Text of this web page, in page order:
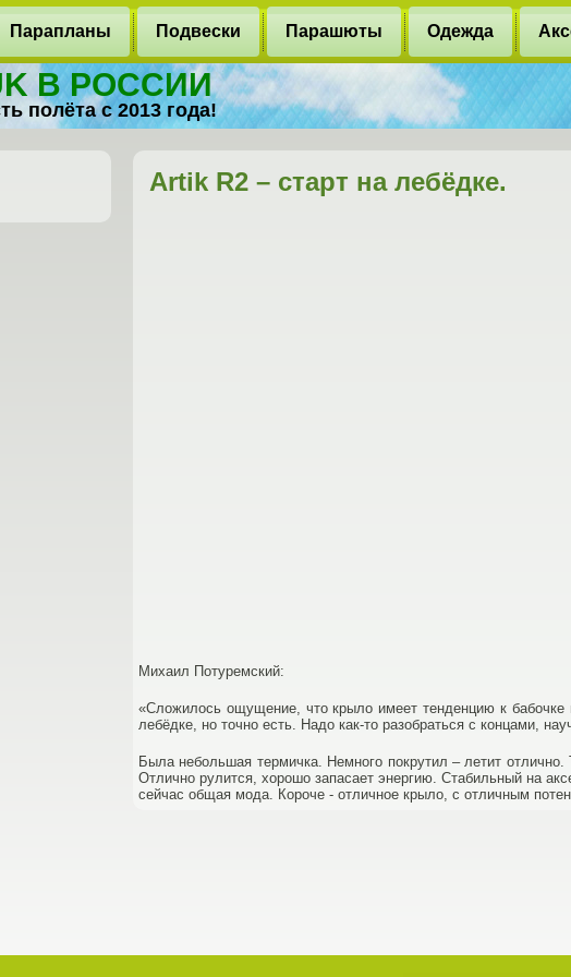
Парапланы Подвески Парашюты Одежда
В РОССИИ
полёта с 2013 года!
Artik R2 – старт на лебёдке.
Михаил Потуремский:
«Сложилось ощущение, что крыло имеет тенденцию к бабочке
лебёдке, но точно есть. Надо как-то разобраться с концами,
Была небольшая термичка. Немного покрутил – летит
Отлично рулится, хорошо запасает энергию. Стабильный на
сейчас общая мода. Короче - отличное крыло, с отличным